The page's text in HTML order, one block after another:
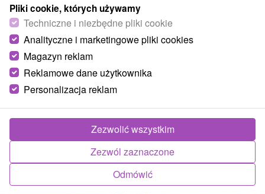
Atrakcje z adrenaliną (4) Kolejki linowe
Tory bobslejowe (1) Jaskinie(1)
Wsie i miasta
Prešov(1) Malá Tŕňa(1)
Pliki cookie, których używamy
Techniczne i niezbędne pliki cookie
Analityczne i marketingowe pliki cookies
Magazyn reklam
Reklamowe dane użytkownika
Personalizacja reklam
Odmówić
Zezwól zaznaczone
Zezwolić wszystkim